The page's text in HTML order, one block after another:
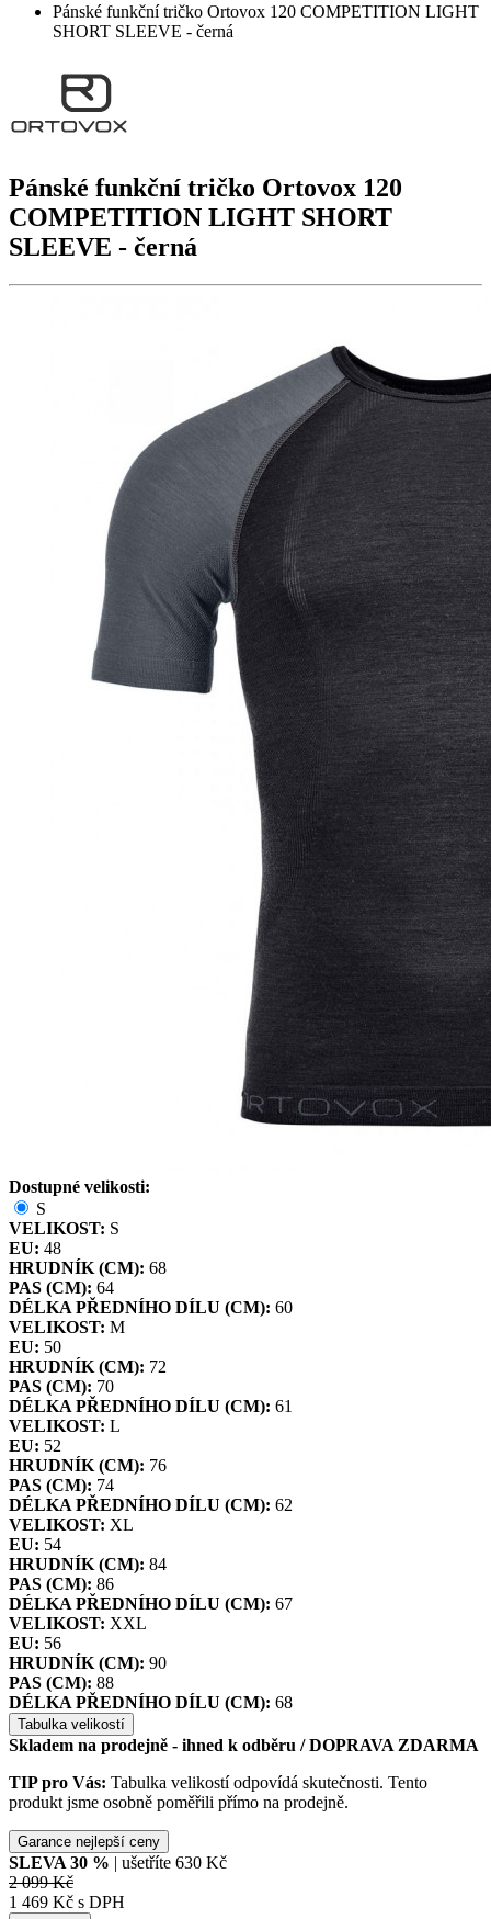
Pánské funkční tričko Ortovox 120 COMPETITION LIGHT
SHORT SLEEVE - černá
Pánské funkční tričko Ortovox 120
COMPETITION LIGHT SHORT
SLEEVE - černá
Dostupné velikosti:
S
VELIKOST: S
EU: 48
HRUDNÍK (CM): 68
PAS (CM): 64
DÉLKA PŘEDNÍHO DÍLU (CM): 60
VELIKOST: M
EU: 50
HRUDNÍK (CM): 72
PAS (CM): 70
DÉLKA PŘEDNÍHO DÍLU (CM): 61
VELIKOST: L
EU: 52
HRUDNÍK (CM): 76
PAS (CM): 74
DÉLKA PŘEDNÍHO DÍLU (CM): 62
VELIKOST: XL
EU: 54
HRUDNÍK (CM): 84
PAS (CM): 86
DÉLKA PŘEDNÍHO DÍLU (CM): 67
VELIKOST: XXL
EU: 56
HRUDNÍK (CM): 90
PAS (CM): 88
DÉLKA PŘEDNÍHO DÍLU (CM): 68
Tabulka velikostí
Skladem na prodejně - ihned k odběru / DOPRAVA ZDARMA
TIP pro Vás: Tabulka velikostí odpovídá skutečnosti. Tento
produkt jsme osobně poměřili přímo na prodejně.
Garance nejlepší ceny
SLEVA 30 % | ušetříte 630 Kč
2 099 Kč
1 469 Kč s DPH